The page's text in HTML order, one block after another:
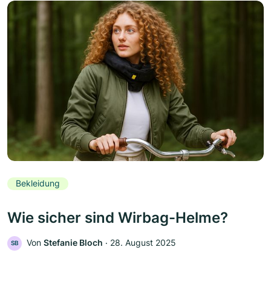
Bekleidung
Wie sicher sind Wirbag-Helme?
SB Von Stefanie Bloch ‧ 28. August 2025